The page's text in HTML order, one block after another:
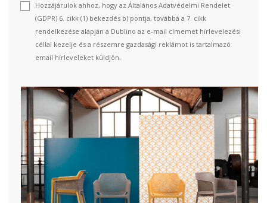
Hozzájárulok ahhoz, hogy az Általános Adatvédelmi Rendelet
(GDPR) 6. cikk (1) bekezdés b) pontja, továbbá a 7. cikk
rendelkezése alapján a Dublino az e-mail címemet hírlevelezési
céllal kezelje és a részemre gazdasági reklámot is tartalmazó
email hírleveleket küldjön.